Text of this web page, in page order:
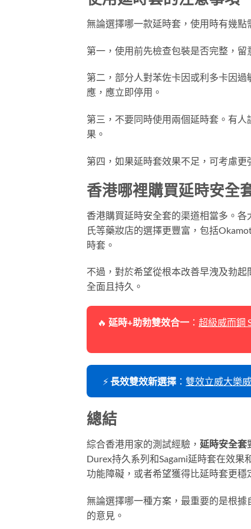
無論選擇哪一款延時套，使用時有幾點
第一，使用前先檢查包裝是否完整，
第二，部分人對苯佐卡因或利多卡因
應，應立即停用。
第三，不要同時使用兩個延時套。有
果。
第四，如果延時套效果不足，可考慮
香港哪裡購買延時安全
香港購買延時安全套的渠道相當多。
氏等藥妝店的選擇更豐富，包括
時套。
不過，對於希望從根本改善早洩及勃
全面且持久。
🔥延時+助勃雙效合一 ：超級威而鋼
⚡長效雙效新選擇 ：雙效立威大樂
總結
綜合香港用家的測試經驗， 延時安全套
Durex持久系列和Sagami延時套在效
功能障礙，或者希望獲得比延時套更
無論選擇哪一種方案，最重要的是根
的意見。